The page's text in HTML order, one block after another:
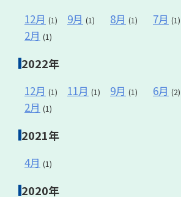
12月 (1) 9月 (1) 8月 (1) 7月 (1)
2月 (1)
2022年
12月 (1) 11月 (1) 9月 (1) 6月 (2)
2月 (1)
2021年
4月 (1)
2020年